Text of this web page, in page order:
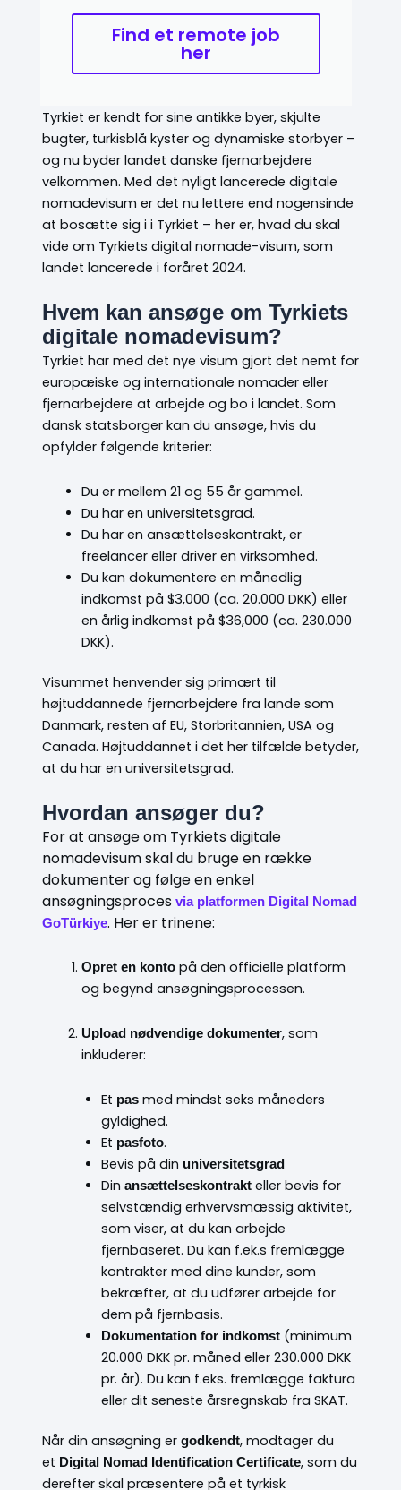
Find et remote job
her
Tyrkiet er kendt for sine antikke byer, skjulte
bugter, turkisblå kyster og dynamiske storbyer –
og nu byder landet danske fjernarbejdere
velkommen. Med det nyligt lancerede digitale
nomadevisum er det nu lettere end nogensinde
at bosætte sig i i Tyrkiet – her er, hvad du skal
vide om Tyrkiets digital nomade-visum, som
landet lancerede i foråret 2024.
Hvem kan ansøge om Tyrkiets
digitale nomadevisum?
Tyrkiet har med det nye visum gjort det nemt for
europæiske og internationale nomader eller
fjernarbejdere at arbejde og bo i landet. Som
dansk statsborger kan du ansøge, hvis du
opfylder følgende kriterier:
Du er mellem 21 og 55 år gammel.
Du har en universitetsgrad.
Du har en ansættelseskontrakt, er
freelancer eller driver en virksomhed.
Du kan dokumentere en månedlig
indkomst på $3,000 (ca. 20.000 DKK) eller
en årlig indkomst på $36,000 (ca. 230.000
DKK).
Visummet henvender sig primært til
højtuddannede fjernarbejdere fra lande som
Danmark, resten af EU, Storbritannien, USA og
Canada. Højtuddannet i det her tilfælde betyder,
at du har en universitetsgrad.
Hvordan ansøger du?
For at ansøge om Tyrkiets digitale
nomadevisum skal du bruge en række
dokumenter og følge en enkel
ansøgningsproces via platformen Digital Nomad
GoTürkiye. Her er trinene:
Opret en kontopå den officielle platform
og begynd ansøgningsprocessen.
Upload nødvendige dokumenter, som
inkluderer:
Et pasmed mindst seks måneders
gyldighed.
Et pasfoto.
Bevis på din universitetsgrad
Din ansættelseskontrakteller bevis for
selvstændig erhvervsmæssig aktivitet,
som viser, at du kan arbejde
fjernbaseret. Du kan f.ek.s fremlægge
kontrakter med dine kunder, som
bekræfter, at du udfører arbejde for
dem på fjernbasis.
Dokumentation for indkomst(minimum
20.000 DKK pr. måned eller 230.000 DKK
pr. år). Du kan f.eks. fremlægge faktura
eller dit seneste årsregnskab fra SKAT.
Når din ansøgning er godkendt, modtager du
et Digital Nomad Identification Certificate, som du
derefter skal præsentere på et tyrkisk